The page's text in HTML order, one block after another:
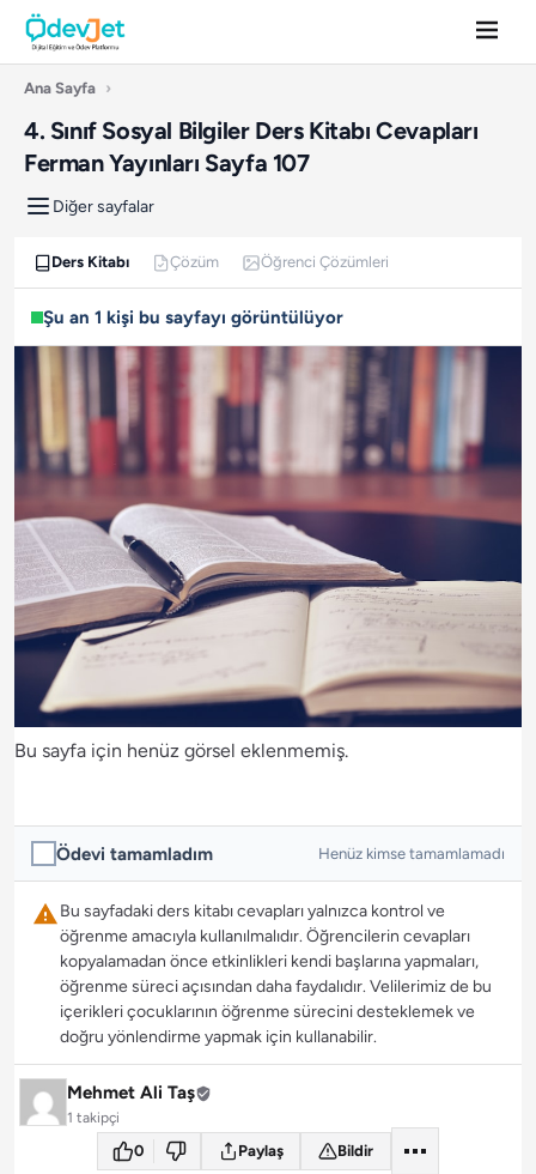
Ana Sayfa ›
4. Sınıf Sosyal Bilgiler Ders Kitabı Cevapları
Ferman Yayınları Sayfa 107
Diğer sayfalar
Ders Kitabı Çözüm Öğrenci Çözümleri
Şu an 1 kişi bu sayfayı görüntülüyor
Bu sayfa için henüz görsel eklenmemiş.
Ödevi tamamladım Henüz kimse tamamlamadı
Bu sayfadaki ders kitabı cevapları yalnızca kontrol ve
öğrenme amacıyla kullanılmalıdır. Öğrencilerin cevapları
kopyalamadan önce etkinlikleri kendi başlarına yapmaları,
öğrenme süreci açısından daha faydalıdır. Velilerimiz de bu
içerikleri çocuklarının öğrenme sürecini desteklemek ve
doğru yönlendirme yapmak için kullanabilir.
Mehmet Ali Taş
1 takipçi
0 Paylaş Bildir